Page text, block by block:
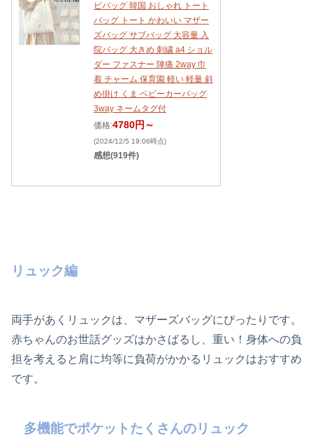
ビバッグ 韓国 おしゃれ トート
バッグ トート かわいい マザー
ズバッグ サブバッグ 大容量 入
院バッグ 大きめ 刺繍 a4 ショル
ダー ファスナー 陣痛 2way 巾
着 チャーム 保育園 軽い 軽量 斜
め掛け くま ベビーカーバッグ
3way ネームタグ付
価格:4780円～
(2024/12/5 19:06時点)
感想(919件)
リュック編
両手があくリュックは、マザーズバッグにぴったりです。
赤ちゃんのお世話グッズはかさばるし、重い！身体への負
担を考えると肩に均等に負荷がかかるリュックはおすすめ
です。
多機能でポケットたくさんのリュック